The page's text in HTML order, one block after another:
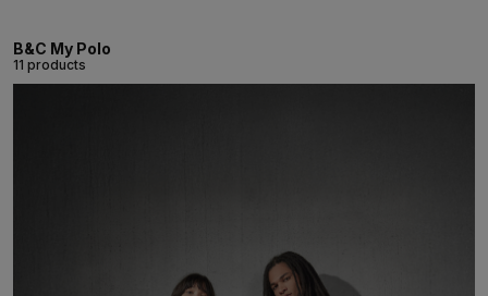
B&C My Polo
11 products